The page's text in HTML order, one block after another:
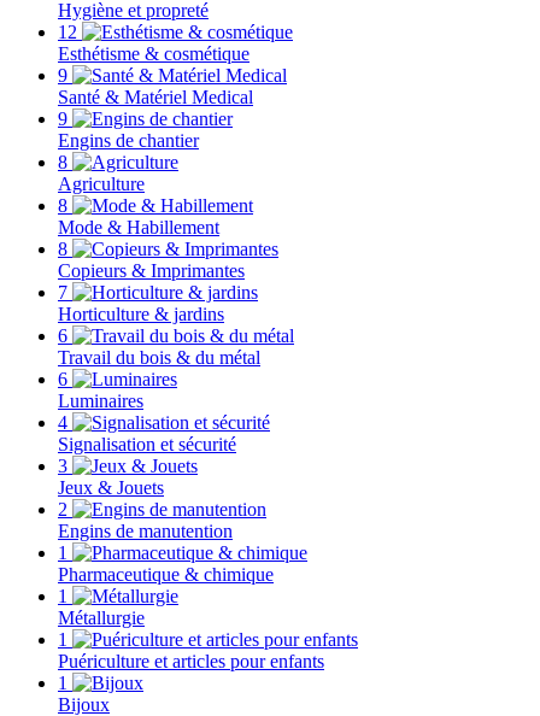
Hygiène et propreté
12
Esthétisme & cosmétique
9
Santé & Matériel Medical
9
Engins de chantier
8
Agriculture
8
Mode & Habillement
8
Copieurs & Imprimantes
7
Horticulture & jardins
6
Travail du bois & du métal
6
Luminaires
4
Signalisation et sécurité
3
Jeux & Jouets
2
Engins de manutention
1
Pharmaceutique & chimique
1
Métallurgie
1
Puériculture et articles pour enfants
1
Bijoux